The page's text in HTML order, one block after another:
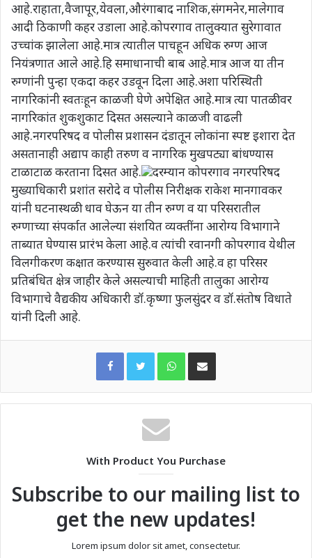
आहे.राहाता,वैजापूर,येवला,औरंगाबाद नाशिक,संगमनेर,मालेगाव
आदी ठिकाणी कहर उडाला आहे.कोपरगाव तालुक्यात सुरेगावात
उच्चांक झालेला आहे.मात्र त्यातील पाचहून अधिक रुग्ण आज
नियंत्रणात आले आहे.हि समाधानाची बाब आहे.मात्र आज या तीन
रुग्णांनी पुन्हा एकदा कहर उडवून दिला आहे.अशा परिस्थिती
नागरिकांनी स्वतःहून काळजी घेणे अपेक्षित आहे.मात्र त्या पातळीवर
नागरिकांत शुकशुकाट दिसत असल्याने काळजी वाढली
आहे.नगरपरिषद व पोलीस प्रशासन दंडातून लोकांना स्पष्ट इशारा देत
असतानाही अद्याप काही तरुण व नागरिक मुखपट्या बांधण्यास
टाळाटाळ करताना दिसत आहे.
दरम्यान कोपरगाव नगरपरिषद
मुख्याधिकारी प्रशांत सरोदे व पोलीस निरीक्षक राकेश मानगावकर
यांनी घटनास्थळी धाव घेऊन या तीन रुग्ण व या परिसरातील
रुग्णाच्या संपर्कात आलेल्या संशयित व्यक्तींना आरोग्य विभागाने
ताब्यात घेण्यास प्रारंभ केला आहे.व त्यांची रवानगी कोपरगाव येथील
विलगीकरण कक्षात करण्यास सुरुवात केली आहे.व हा परिसर
प्रतिबंधित क्षेत्र जाहीर केले असल्याची माहिती तालुका आरोग्य
विभागाचे वैद्यकीय अधिकारी डॉ.कृष्णा फुलसुंदर व डॉ.संतोष विधाते
यांनी दिली आहे.
WhatsAppShare via Email
With Product You Purchase
Subscribe to our mailing list to
get the new updates!
Lorem ipsum dolor sit amet, consectetur.